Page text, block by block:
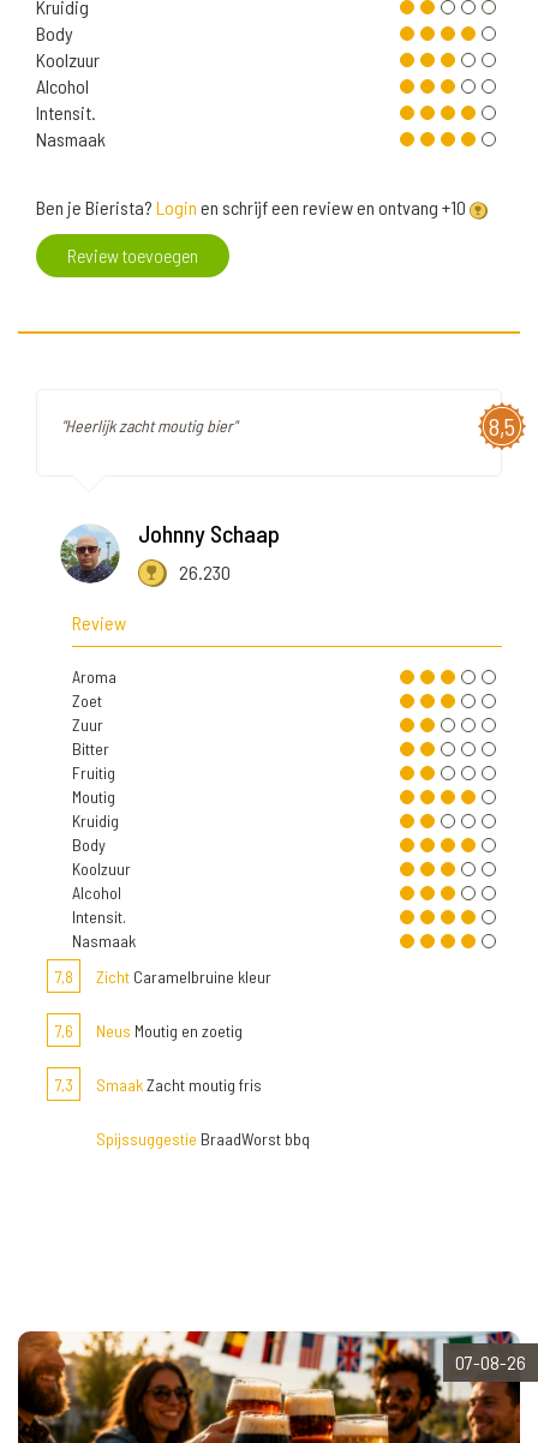
Kruidig
Body
Koolzuur
Alcohol
Intensit.
Nasmaak
Ben je Bierista? Login en schrijf een review en ontvang +10
Review toevoegen
8,5
"Heerlijk zacht moutig bier"
Johnny Schaap
26.230
Review
Aroma
Zoet
Zuur
Bitter
Fruitig
Moutig
Kruidig
Body
Koolzuur
Alcohol
Intensit.
Nasmaak
7,8
Zicht Caramelbruine kleur
7,6 Neus Moutig en zoetig
7,3 SmaakZacht moutig fris
Spijssuggestie BraadWorst bbq
07-08-26